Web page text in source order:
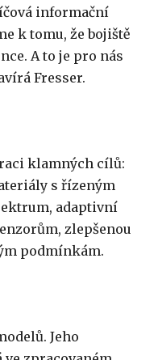
informační
k tomu, že bojiště
A to je pro nás
Fresser.
klamných cílů:
s řízeným
adaptivní
zlepšenou
podmínkám.
Jeho